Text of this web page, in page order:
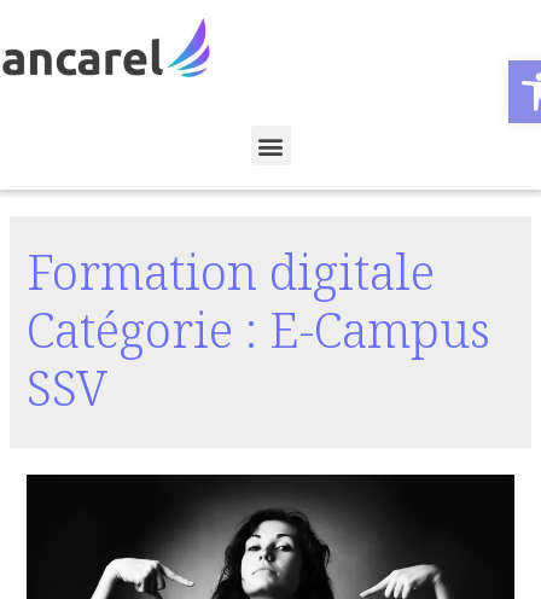
Formation digitale
Catégorie : E-Campus
SSV